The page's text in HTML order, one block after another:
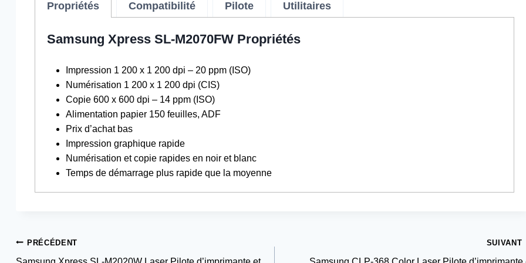
Propriétés Compatibilité Pilote Utilitaires
Samsung Xpress SL-M2070FW Propriétés
Impression 1 200 x 1 200 dpi – 20 ppm (ISO)
Numérisation 1 200 x 1 200 dpi (CIS)
Copie 600 x 600 dpi – 14 ppm (ISO)
Alimentation papier 150 feuilles, ADF
Prix ​​d’achat bas
Impression graphique rapide
Numérisation et copie rapides en noir et blanc
Temps de démarrage plus rapide que la moyenne
Navigation
PRÉCÉDENT SUIVANT